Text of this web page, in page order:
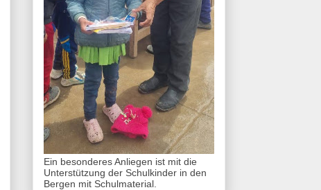
Ein besonderes Anliegen ist mit die
Unterstützung der Schulkinder in den
Bergen mit Schulmaterial.